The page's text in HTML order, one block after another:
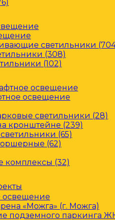
светильники
(308)
(102)
освещение
светильники (28)
кронштейне (239)
(65)
(62)
комплексы (32)
освещение
«Можга» (г. Можга)
подземного паркинга